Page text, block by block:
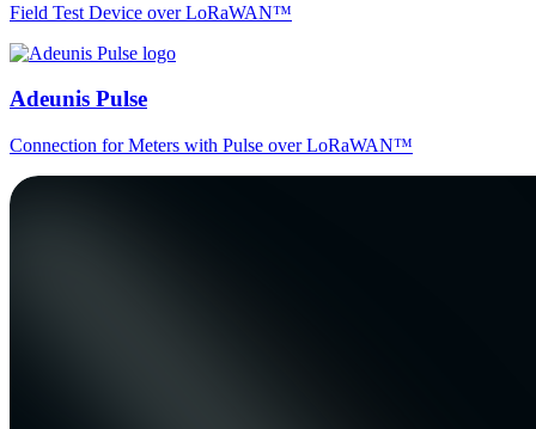
Field Test Device over LoRaWAN™
Adeunis Pulse
Connection for Meters with Pulse over LoRaWAN™